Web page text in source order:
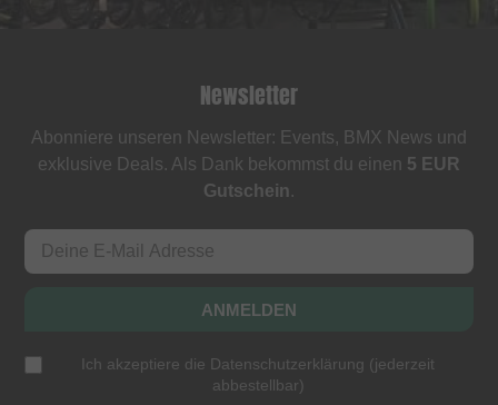
Newsletter
Abonniere unseren Newsletter: Events, BMX News und
exklusive Deals. Als Dank bekommst du einen 5 EUR
Gutschein.
ANMELDEN
Ich akzeptiere die Datenschutzerklärung (jederzeit
abbestellbar)